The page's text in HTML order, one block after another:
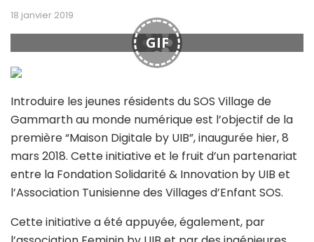
18 janvier 2019
GIF
Introduire les jeunes résidents du SOS Village de
Gammarth au monde numérique est l’objectif de la
première “Maison Digitale by UIB”, inaugurée hier, 8
mars 2018. Cette initiative et le fruit d’un partenariat
entre la Fondation Solidarité & Innovation by UIB et
l’Association Tunisienne des Villages d’Enfant SOS.
Cette initiative a été appuyée, également, par